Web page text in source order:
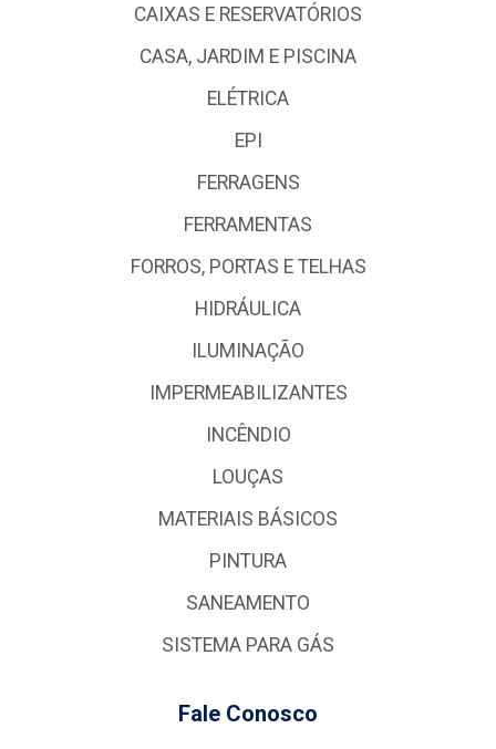
CAIXAS E RESERVATÓRIOS
CASA, JARDIM E PISCINA
ELÉTRICA
EPI
FERRAGENS
FERRAMENTAS
FORROS, PORTAS E TELHAS
HIDRÁULICA
ILUMINAÇÃO
IMPERMEABILIZANTES
INCÊNDIO
LOUÇAS
MATERIAIS BÁSICOS
PINTURA
SANEAMENTO
SISTEMA PARA GÁS
Fale Conosco